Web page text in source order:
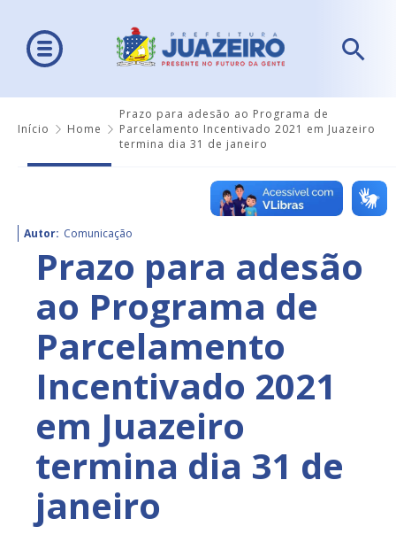
Início Home
Prazo para adesão ao Programa de
Parcelamento Incentivado 2021 em Juazeiro
termina dia 31 de janeiro
Autor: Comunicação
Prazo para adesão
ao Programa de
Parcelamento
Incentivado 2021
em Juazeiro
termina dia 31 de
janeiro